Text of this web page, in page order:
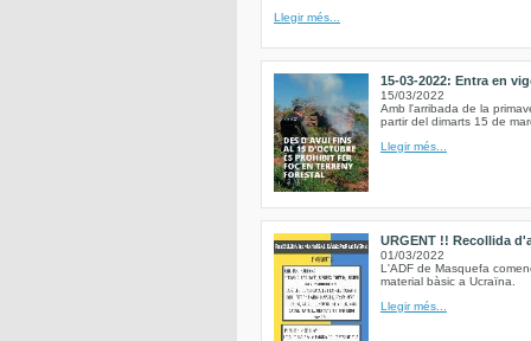
Llegir més...
15-03-2022: Entra en
15/03/2022
Amb l'arribada de la
partir del dimarts 15 de
Llegir més...
URGENT !! Recollida
01/03/2022
L'ADF de Masquefa
material bàsic a Ucraïna.
Llegir més...